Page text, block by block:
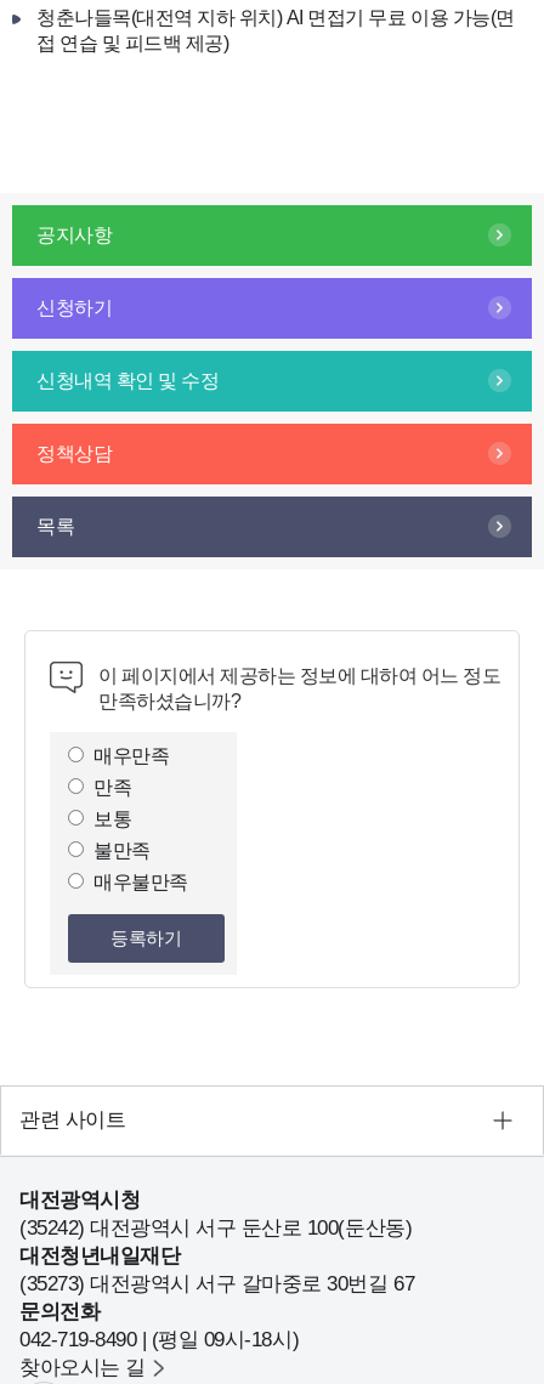
청춘나들목(대전역 지하 위치) AI 면접기 무료 이용 가능(면
접 연습 및 피드백 제공)
공지사항
신청하기
신청내역 확인 및 수정
정책상담
목록
이 페이지에서 제공하는 정보에 대하여 어느 정도
만족하셨습니까?
매우만족
만족
보통
불만족
매우불만족
등록하기
관련 사이트
대전광역시청
(35242) 대전광역시 서구 둔산로 100(둔산동)
대전청년내일재단
(35273) 대전광역시 서구 갈마중로 30번길 67
문의전화
042-719-8490 | (평일 09시-18시)
찾아오시는 길